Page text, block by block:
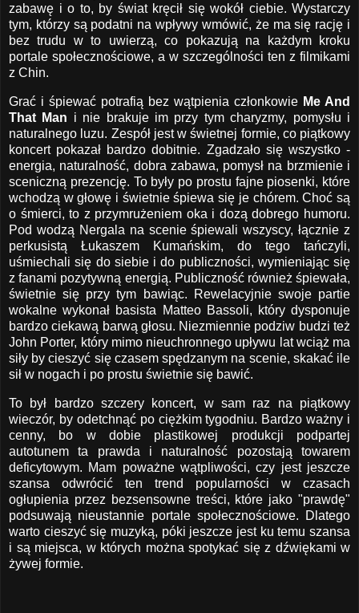
zabawę i o to, by świat kręcił się wokół ciebie. Wystarczy
tym, którzy są podatni na wpływy wmówić, że ma się rację i
bez trudu w to uwierzą, co pokazują na każdym kroku
portale społecznościowe, a w szczególności ten z filmikami
z Chin.
Grać i śpiewać potrafią bez wątpienia członkowie Me And
That Man i nie brakuje im przy tym charyzmy, pomysłu i
naturalnego luzu. Zespół jest w świetnej formie, co piątkowy
koncert pokazał bardzo dobitnie. Zgadzało się wszystko -
energia, naturalność, dobra zabawa, pomysł na brzmienie i
sceniczną prezencję. To były po prostu fajne piosenki, które
wchodzą w głowę i świetnie śpiewa się je chórem. Choć są
o śmierci, to z przymrużeniem oka i dozą dobrego humoru.
Pod wodzą Nergala na scenie śpiewali wszyscy, łącznie z
perkusistą Łukaszem Kumańskim, do tego tańczyli,
uśmiechali się do siebie i do publiczności, wymieniając się
z fanami pozytywną energią. Publiczność również śpiewała,
świetnie się przy tym bawiąc. Rewelacyjnie swoje partie
wokalne wykonał basista Matteo Bassoli, który dysponuje
bardzo ciekawą barwą głosu. Niezmiennie podziw budzi też
John Porter, który mimo nieuchronnego upływu lat wciąż ma
siły by cieszyć się czasem spędzanym na scenie, skakać ile
sił w nogach i po prostu świetnie się bawić.
To był bardzo szczery koncert, w sam raz na piątkowy
wieczór, by odetchnąć po ciężkim tygodniu. Bardzo ważny i
cenny, bo w dobie plastikowej produkcji podpartej
autotunem ta prawda i naturalność pozostają towarem
deficytowym. Mam poważne wątpliwości, czy jest jeszcze
szansa odwrócić ten trend popularności w czasach
ogłupienia przez bezsensowne treści, które jako "prawdę"
podsuwają nieustannie portale społecznościowe. Dlatego
warto cieszyć się muzyką, póki jeszcze jest ku temu szansa
i są miejsca, w których można spotykać się z dźwiękami w
żywej formie.